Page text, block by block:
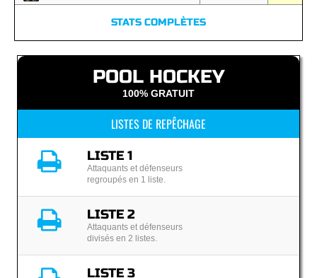
STATS COMPLÈTES
POOL HOCKEY
100% GRATUIT
LISTES DE REPÊCHAGE
LISTE 1
Attaquants et défenseurs
regroupés en 1 liste.
LISTE 2
Attaquants et défenseurs
divisés en 2 listes.
LISTE 3